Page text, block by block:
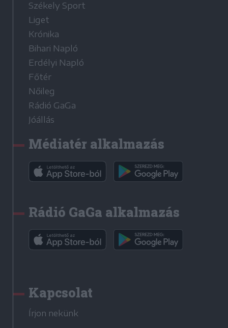
Székely Sport
Liget
Krónika
Bihari Napló
Erdélyi Napló
Főtér
Nőileg
Rádió GaGa
Jóállás
Médiatér alkalmazás
Rádió GaGa alkalmazás
Kapcsolat
Írjon nekünk